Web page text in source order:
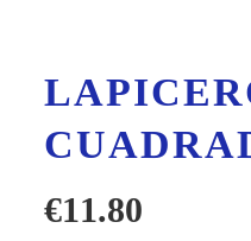
€11.80